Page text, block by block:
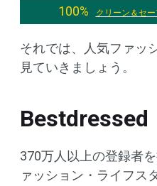
100%
クリーン＆セー
それでは、人気ファッ
見ていきましょう。
Bestdressed
370万人以上の登録者
ァッション・ライフス